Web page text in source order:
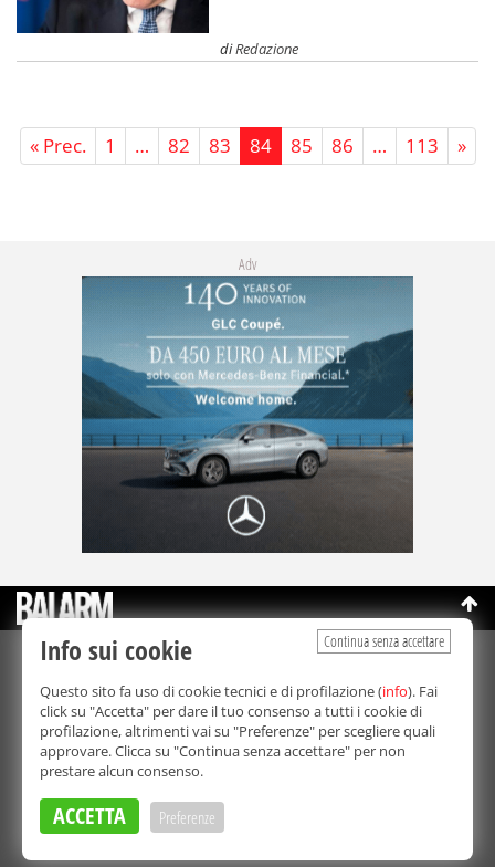
diRedazione
« Prec. 1 … 82 83 84 85 86 … 113 »
Adv
©Copyright 2003-2026
Bmedia Srl- P.IVA 07064240828
La riproduzione totale o parziale di tutti i contenuti, in qualunque
forma, su qualsiasi supporto è proibita.
Balarm.it è una testata giornalistica registrata. Autorizzazione del
Tribunale di Palermo n° 32 del 21/10/2003
Direttore responsabile:
Continua senza accettare
Info sui cookie
Questo sito fa uso di cookie tecnici e di profilazione (info). Fai
click su "Accetta" per dare il tuo consenso a tutti i cookie di
profilazione, altrimenti vai su "Preferenze" per scegliere quali
approvare. Clicca su "Continua senza accettare" per non
prestare alcun consenso.
ACCETTA Preferenze